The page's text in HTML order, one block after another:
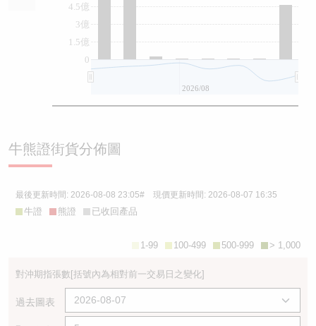
0
1.5億
3億
4.5億
2026/08
牛熊證街貨分佈圖
最後更新時間: 2026-08-08 23:05# 現價更新時間: 2026-08-07 16:35
牛證 熊證 已收回產品
> 1,000
500-999
100-499
1-99
對沖期指張數[括號內為相對前一交易日之變化]
過去圖表